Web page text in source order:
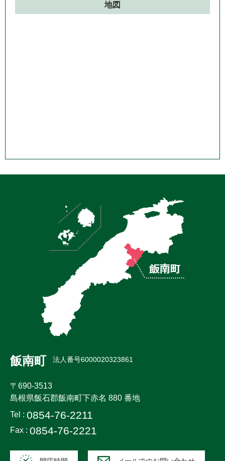
地図
飯南町 法人番号6000020323861
〒690-3513
島根県飯石郡飯南町下赤名 880 番地
Tel : 0854-76-2211
Fax : 0854-76-2221